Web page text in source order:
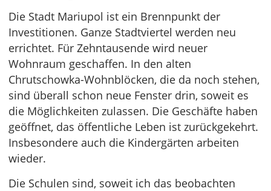
Die Stadt Mariupol ist ein Brennpunkt der
Investitionen. Ganze Stadtviertel werden neu
errichtet. Für Zehntausende wird neuer
Wohnraum geschaffen. In den alten
Chrutschowka-Wohnblöcken, die da noch stehen,
sind überall schon neue Fenster drin, soweit es
die Möglichkeiten zulassen. Die Geschäfte haben
geöffnet, das öffentliche Leben ist zurückgekehrt.
Insbesondere auch die Kindergärten arbeiten
wieder.
Die Schulen sind, soweit ich das beobachten